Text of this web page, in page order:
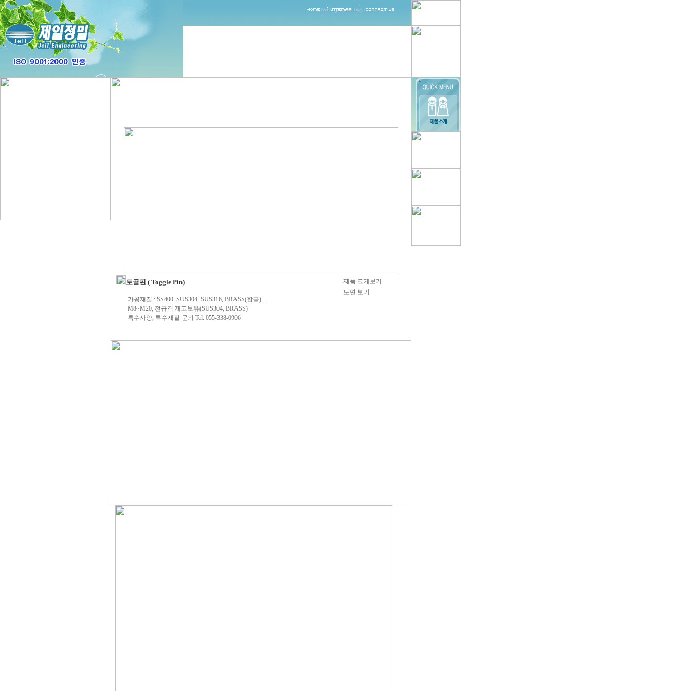
토골핀 ( Toggle Pin)
가공재질 : SS400, SUS304, SUS316, BRASS(합금)....
M8~M20, 전규격 재고보유(SUS304, BRASS)
특수사양, 특수재질 문의 Tel. 055-338-0906
제품 크게보기
도면 보기